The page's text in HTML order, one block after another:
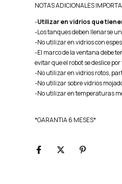
NOTAS ADICIONALES
-Utilizar en vidrios que
-Los tanques deben llenarse
-No utilizar en vidrios con
-El marco de la ventana debe
evitar que el robot se deslice
-No utilizar en vidrios rotos,
-No utilizar sobre vidrios
-No utilizar en temperaturas
*GARANTIA 6 MESES*